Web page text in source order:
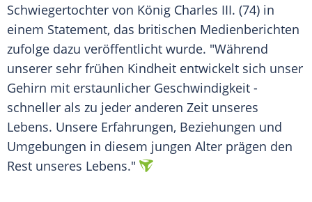
Schwiegertochter von König Charles III. (74) in
einem Statement, das britischen Medienberichten
zufolge dazu veröffentlicht wurde. "Während
unserer sehr frühen Kindheit entwickelt sich unser
Gehirn mit erstaunlicher Geschwindigkeit -
schneller als zu jeder anderen Zeit unseres
Lebens. Unsere Erfahrungen, Beziehungen und
Umgebungen in diesem jungen Alter prägen den
Rest unseres Lebens."